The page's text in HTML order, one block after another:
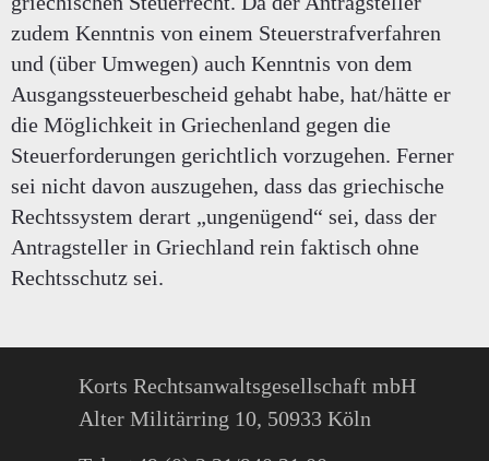
zudem Kenntnis von einem Steuerstrafverfahren
und (über Umwegen) auch Kenntnis von dem
Ausgangssteuerbescheid gehabt habe, hat/hätte er
die Möglichkeit in Griechenland gegen die
Steuerforderungen gerichtlich vorzugehen. Ferner
sei nicht davon auszugehen, dass das griechische
Rechtssystem derart „ungenügend“ sei, dass der
Antragsteller in Griechland rein faktisch ohne
Rechtsschutz sei.
Korts Rechtsanwaltsgesellschaft mbH
Alter Militärring 10, 50933 Köln